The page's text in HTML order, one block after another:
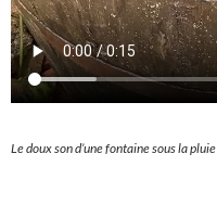
Le doux son d’une fontaine sous la pluie